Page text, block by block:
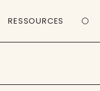
RESSOURCES